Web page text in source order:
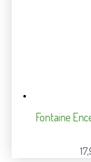
Fontaine